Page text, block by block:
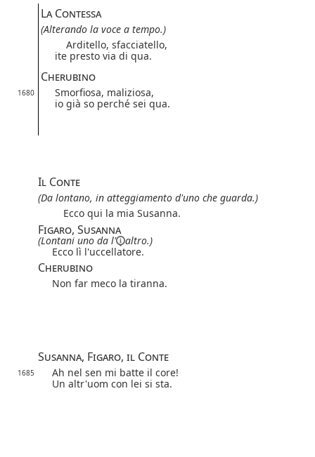
La Contessa
(Alterando la voce a tempo.)
Arditello, sfacciatello,
ite presto via di qua.
Cherubino
1680
Smorfiosa, maliziosa,
io già so perché sei qua.
Il Conte
(Da lontano, in atteggiamento d'uno che guarda.)
Ecco qui la mia Susanna.
Figaro, Susanna
(Lontani uno da l'
altro.)
Ecco lì l'uccellatore.
Cherubino
Non far meco la tiranna.
Susanna, Figaro, il Conte
1685
Ah nel sen mi batte il core!
Un altr'uom con lei si sta.